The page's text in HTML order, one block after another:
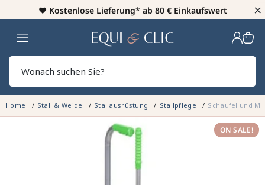
♥️ Kostenlose Lieferung* ab 80 € Einkaufswert ×
Heim
Home Stall & Weide Stallausrüstung Stallpflege Schaufel und
ON SALE!